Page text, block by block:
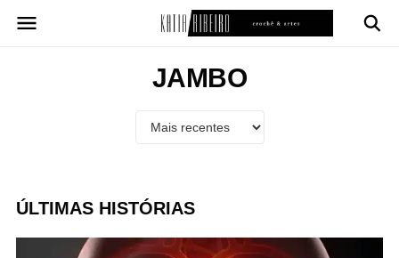
para
JAMBO
ÚLTIMAS HISTÓRIAS